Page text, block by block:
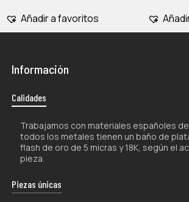
Añadir a favoritos
Información
Calidades
Trabajamos con materiales españoles
todos los metales tienen un baño de
flash de oro de 5 micras y 18K, según el
pieza.
Piezas únicas